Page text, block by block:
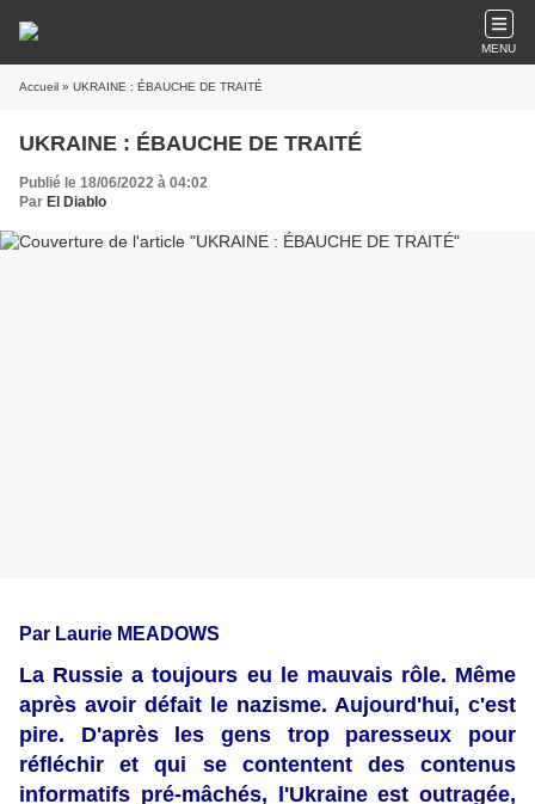
MENU
Accueil » UKRAINE : ÉBAUCHE DE TRAITÉ
UKRAINE : ÉBAUCHE DE TRAITÉ
Publié le 18/06/2022 à 04:02
Par El Diablo
Par Laurie MEADOWS
La Russie a toujours eu le mauvais rôle. Même
après avoir défait le nazisme. Aujourd'hui, c'est
pire. D'après les gens trop paresseux pour
réfléchir et qui se contentent des contenus
informatifs pré-mâchés, l'Ukraine est outragée,